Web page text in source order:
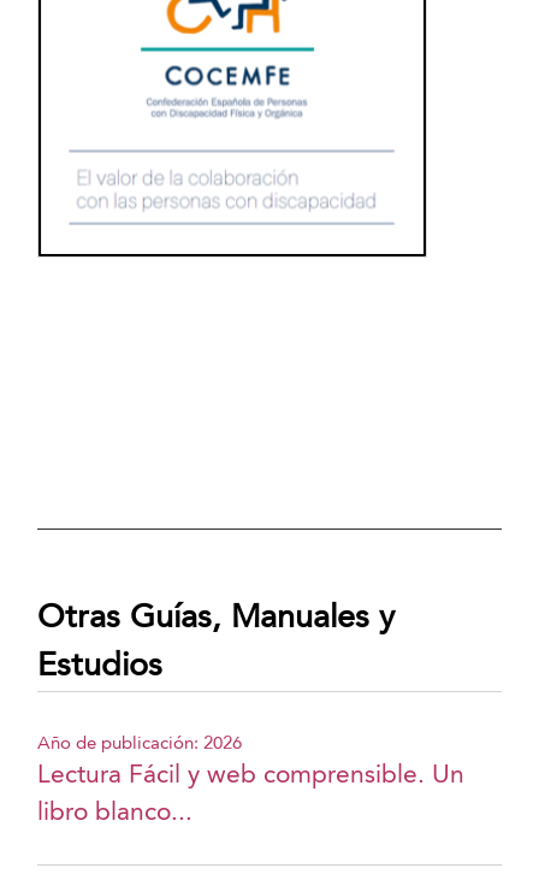
Otras Guías, Manuales y
Estudios
Año de publicación: 2026
Lectura Fácil y web comprensible. Un
libro blanco...